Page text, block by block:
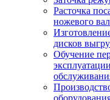
Расточка
ножевого
дисков
Обучение